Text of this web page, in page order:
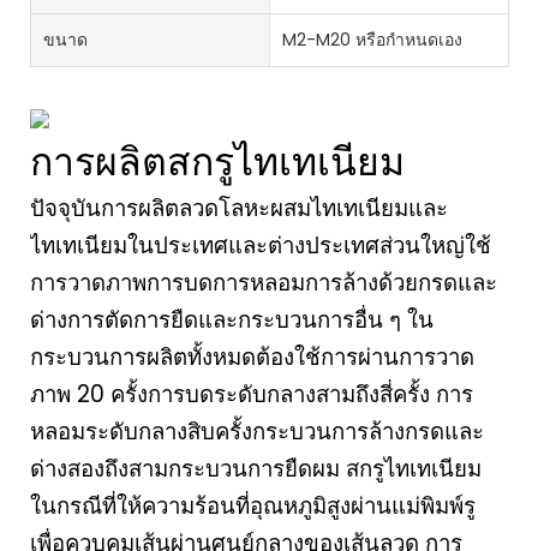
ขนาด M2-M20 หรือกำหนดเอง
การผลิตสกรูไทเทเนียม
ปัจจุบันการผลิตลวดโลหะผสมไทเทเนียมและ
ไทเทเนียมในประเทศและต่างประเทศส่วนใหญ่ใช้
การวาดภาพการบดการหลอมการล้างด้วยกรดและ
ด่างการตัดการยืดและกระบวนการอื่น ๆ ใน
กระบวนการผลิตทั้งหมดต้องใช้การผ่านการวาด
ภาพ 20 ครั้งการบดระดับกลางสามถึงสี่ครั้ง การ
หลอมระดับกลางสิบครั้งกระบวนการล้างกรดและ
ด่างสองถึงสามกระบวนการยืดผม สกรูไทเทเนียม
ในกรณีที่ให้ความร้อนที่อุณหภูมิสูงผ่านแม่พิมพ์รู
เพื่อควบคุมเส้นผ่านศูนย์กลางของเส้นลวด การ